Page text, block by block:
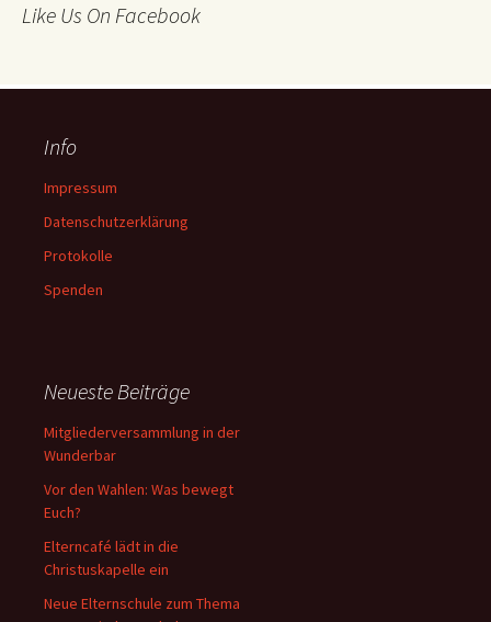
Like Us On Facebook
Info
Impressum
Datenschutzerklärung
Protokolle
Spenden
Neueste Beiträge
Mitgliederversammlung in der
Wunderbar
Vor den Wahlen: Was bewegt
Euch?
Elterncafé lädt in die
Christuskapelle ein
Neue Elternschule zum Thema